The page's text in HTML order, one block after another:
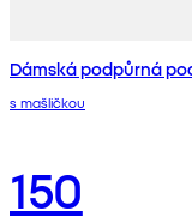
Dámská podpůrná
s mašličkou
150